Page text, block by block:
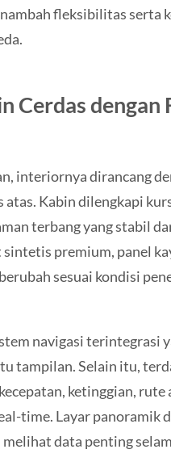
fleksibilitas serta
Cerdas dengan
interiornya dirancang
atas. Kabin dilengkapi
terbang yang stabil
premium, panel
sesuai kondisi
navigasi terintegrasi
tampilan. Selain itu,
ketinggian, rute
time. Layar panoramik
data penting